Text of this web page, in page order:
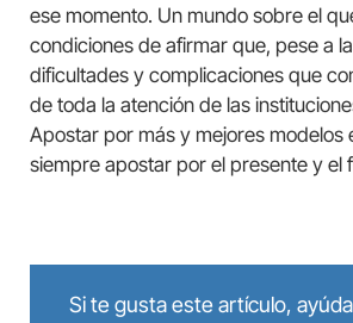
ese momento. Un mundo sobre el
condiciones de afirmar que, pese a
dificultades y complicaciones que
de toda la atención de las
Apostar por más y mejores modelos
siempre apostar por el presente y el
Si te gusta este artículo,